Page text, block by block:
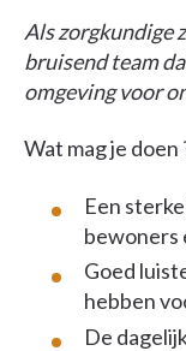
Als zorgkundige
bruisend team
omgeving voor
Wat mag je doen
Een
bewoners
Goed
hebben
De